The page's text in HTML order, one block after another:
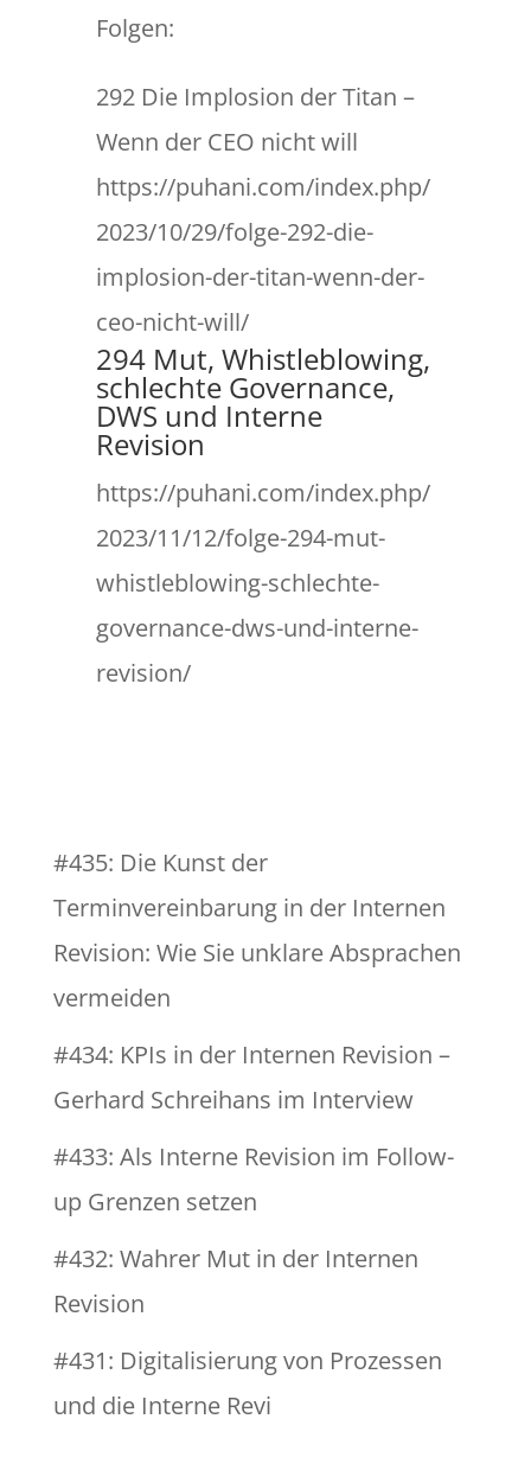
Folgen:
292 Die Implosion der Titan –
Wenn der CEO nicht will
https://puhani.com/index.php/
2023/10/29/folge-292-die-
implosion-der-titan-wenn-der-
ceo-nicht-will/
294 Mut, Whistleblowing,
schlechte Governance,
DWS und Interne
Revision
https://puhani.com/index.php/
2023/11/12/folge-294-mut-
whistleblowing-schlechte-
governance-dws-und-interne-
revision/
#435: Die Kunst der
Terminvereinbarung in der Internen
Revision: Wie Sie unklare Absprachen
vermeiden
#434: KPIs in der Internen Revision –
Gerhard Schreihans im Interview
#433: Als Interne Revision im Follow-
up Grenzen setzen
#432: Wahrer Mut in der Internen
Revision
#431: Digitalisierung von Prozessen
und die Interne Revi